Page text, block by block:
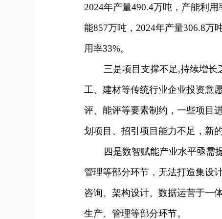
2024年产量490.4万吨，产能利
能857万吨，2024年产量306.8万
用率33%。
三是项目支撑不足,持续增长乏
工、建材等传统行业企业投资意
评、能评等要素制约，一些项目
划项目、招引项目能力不足，新
四是数智赋能产业水平亟需提
管理等部分环节，无法打造集设
咨询、架构设计、数据运营于一
生产、管理等部分环节。